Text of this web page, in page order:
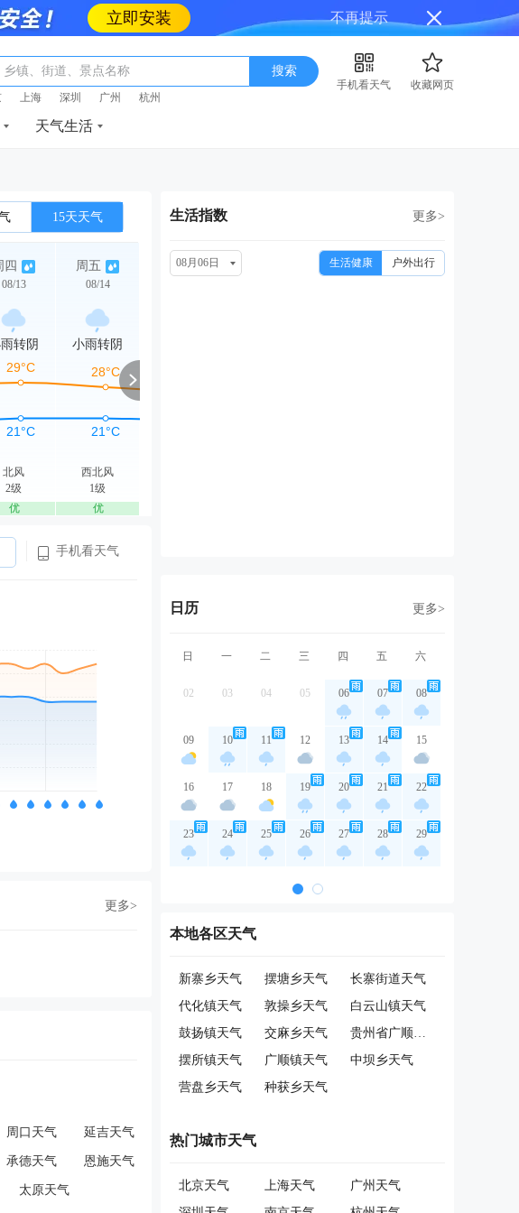
立即安装 不再提示
乡镇、街道、景点名称 搜索
手机看天气
收藏网页
上海 深圳 广州 杭州
天气生活
15天天气
四
08/13
转阴
北风
2级
优
周五
08/14
小雨转阴
西北风
1级
优
周六 周一 周二
手机看天气
更多>
周口天气 延吉天气
承德天气 恩施天气
太原天气
生活指数 更多>
08月06日 生活健康 户外出行
日历 更多>
日 一 二 三 四 五 六
02 03 04 05 06 07 08
09 10 11 12 13 14 15
16 17 18 19 20 21 22
23 24 25 26 27 28 29
本地各区天气
新寨乡天气 摆塘乡天气
长寨街道天气
代化镇天气
敦操乡天气
白云山镇天气
鼓扬镇天气
交麻乡天气
贵州省广顺茶叶果树天气
摆所镇天气
广顺镇天气
中坝乡天气
营盘乡天气
种获乡天气
热门城市天气
北京天气 上海天气
广州天气